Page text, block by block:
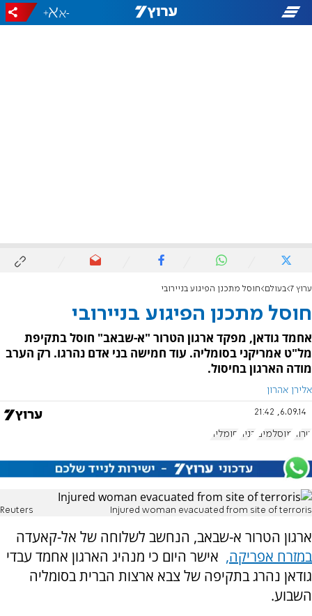
-
+
ערוץ 7 בעולם חוסל מתכנן הפיגוע בניירובי
חוסל מתכנן הפיגוע בניירובי
אחמד גודאן, מפקד ארגון הטרור "א-שבאב" חוסל בתקיפת
מל"ט אמריקני בסומליה. עוד חמישה בני אדם נהרגו. רק הערב
מודה הארגון בחיסול.
אלירן אהרון
6.09.14, 21:42
טרור מוסלמים קניה סומליה
Injured woman evacuated from site of terroris
Reuters
ארגון הטרור א-שבאב, הנחשב לשלוחה של אל-קאעדה
במזרח אפריקה, אישר היום כי מנהיג הארגון אחמד עבדי
גודאן נהרג בתקיפה של צבא ארצות הברית בסומליה
השבוע.